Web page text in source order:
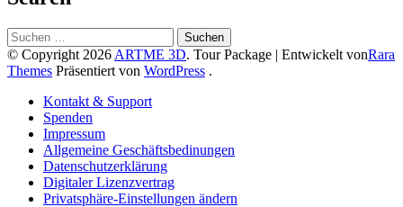
Suchen
nach:
© Copyright 2026 ARTME 3D. Tour Package | Entwickelt vonRara
Themes Präsentiert von WordPress .
Kontakt & Support
Spenden
Impressum
Allgemeine Geschäftsbedinungen
Datenschutzerklärung
Digitaler Lizenzvertrag
Privatsphäre-Einstellungen ändern